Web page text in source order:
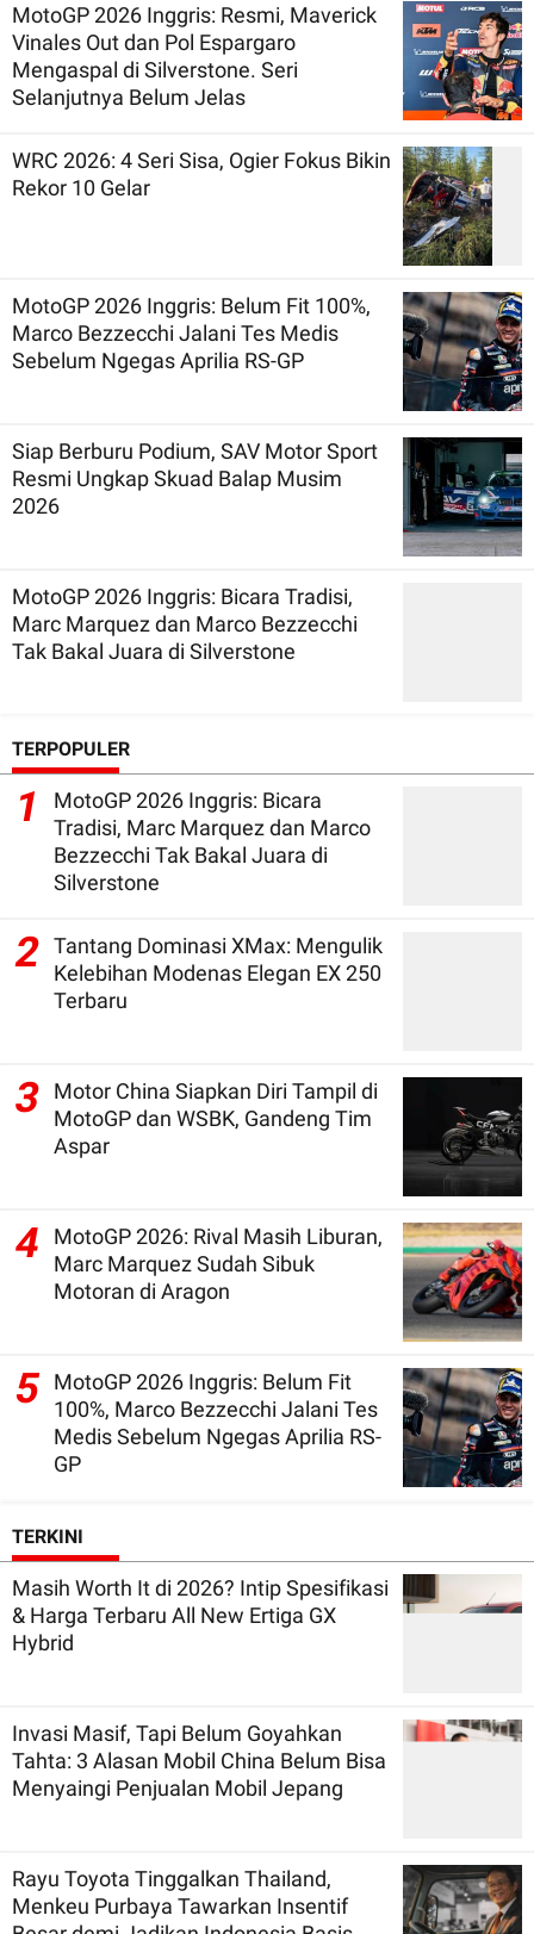
MotoGP 2026 Inggris: Resmi, Maverick
Vinales Out dan Pol Espargaro
Mengaspal di Silverstone. Seri
Selanjutnya Belum Jelas
WRC 2026: 4 Seri Sisa, Ogier Fokus Bikin
Rekor 10 Gelar
MotoGP 2026 Inggris: Belum Fit 100%,
Marco Bezzecchi Jalani Tes Medis
Sebelum Ngegas Aprilia RS-GP
Siap Berburu Podium, SAV Motor Sport
Resmi Ungkap Skuad Balap Musim
2026
MotoGP 2026 Inggris: Bicara Tradisi,
Marc Marquez dan Marco Bezzecchi
Tak Bakal Juara di Silverstone
TERPOPULER
1
MotoGP 2026 Inggris: Bicara
Tradisi, Marc Marquez dan Marco
Bezzecchi Tak Bakal Juara di
Silverstone
2 Tantang Dominasi XMax: Mengulik
Kelebihan Modenas Elegan EX 250
Terbaru
3
Motor China Siapkan Diri Tampil di
MotoGP dan WSBK, Gandeng Tim
Aspar
4
MotoGP 2026: Rival Masih Liburan,
Marc Marquez Sudah Sibuk
Motoran di Aragon
5 MotoGP 2026 Inggris: Belum Fit
100%, Marco Bezzecchi Jalani Tes
Medis Sebelum Ngegas Aprilia RS-
GP
TERKINI
Masih Worth It di 2026? Intip Spesifikasi
& Harga Terbaru All New Ertiga GX
Hybrid
Invasi Masif, Tapi Belum Goyahkan
Tahta: 3 Alasan Mobil China Belum Bisa
Menyaingi Penjualan Mobil Jepang
Rayu Toyota Tinggalkan Thailand,
Menkeu Purbaya Tawarkan Insentif